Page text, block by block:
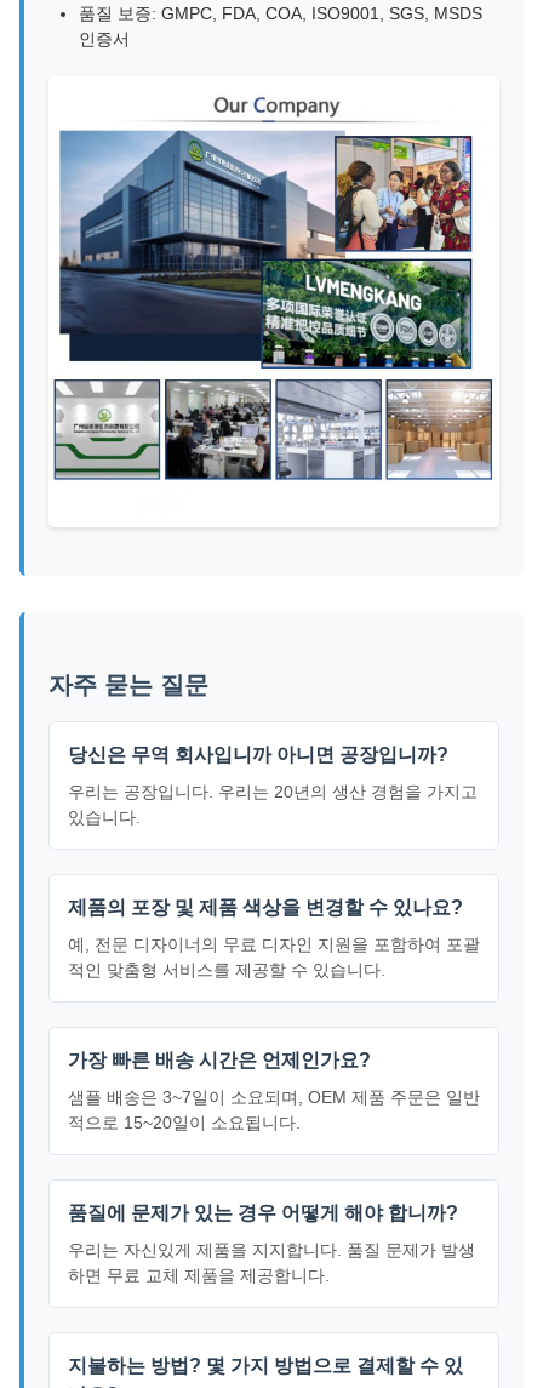
품질 보증: GMPC, FDA, COA, ISO9001, SGS, MSDS
인증서
자주 묻는 질문
당신은 무역 회사입니까 아니면 공장입니까?
우리는 공장입니다. 우리는 20년의 생산 경험을 가지고
있습니다.
제품의 포장 및 제품 색상을 변경할 수 있나요?
예, 전문 디자이너의 무료 디자인 지원을 포함하여 포괄
적인 맞춤형 서비스를 제공할 수 있습니다.
가장 빠른 배송 시간은 언제인가요?
샘플 배송은 3~7일이 소요되며, OEM 제품 주문은 일반
적으로 15~20일이 소요됩니다.
품질에 문제가 있는 경우 어떻게 해야 합니까?
우리는 자신있게 제품을 지지합니다. 품질 문제가 발생
하면 무료 교체 제품을 제공합니다.
지불하는 방법? 몇 가지 방법으로 결제할 수 있